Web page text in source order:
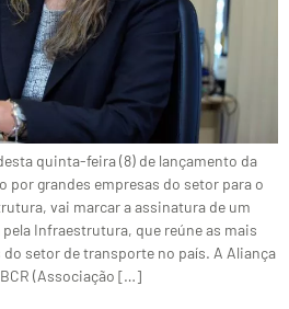
quinta-feira (8) de lançamento da
por grandes empresas do setor para o
vai marcar a assinatura de um
Infraestrutura, que reúne as mais
setor de transporte no país. A Aliança
(Associação […]